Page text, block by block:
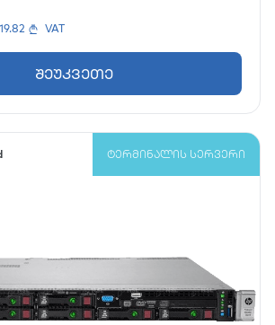
VAT
შეუკვეთე
ᲢᲔᲠᲛᲘᲜᲐᲚᲘᲡ ᲡᲔᲠᲕᲔᲠᲘ